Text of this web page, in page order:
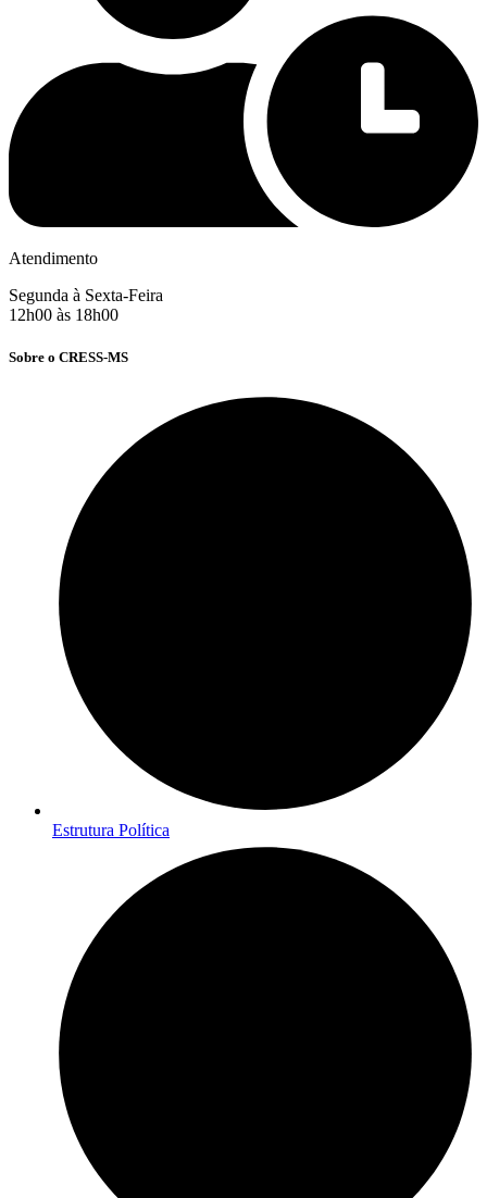
Atendimento
Segunda à Sexta-Feira
12h00 às 18h00
Sobre o CRESS-MS
Estrutura Política